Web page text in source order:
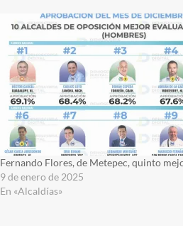
Fernando Flores, de Metepec, quinto
9 de enero de 2025
En «Alcaldías»